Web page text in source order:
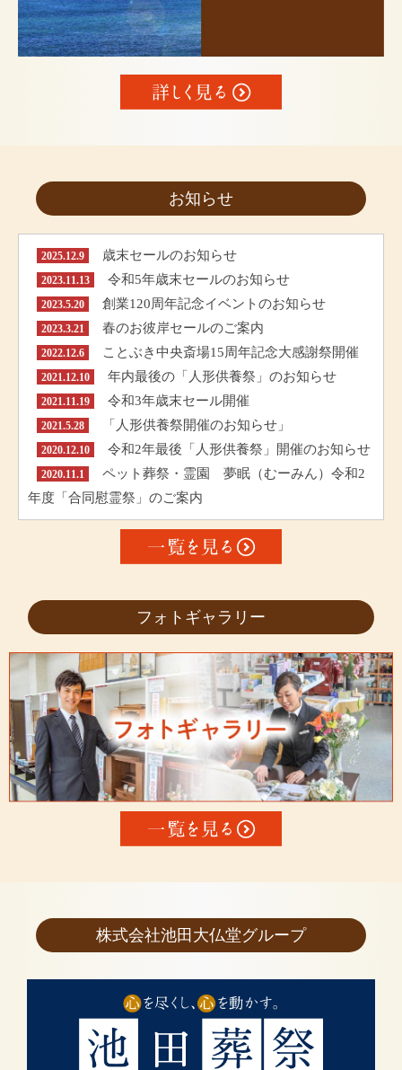
お知らせ
2025.12.9 歳末セールのお知らせ
2023.11.13 令和5年歳末セールのお知らせ
2023.5.20 創業120周年記念イベントのお知らせ
2023.3.21 春のお彼岸セールのご案内
2022.12.6 ことぶき中央斎場15周年記念大感謝祭開催
2021.12.10 年内最後の「人形供養祭」のお知らせ
2021.11.19 令和3年歳末セール開催
2021.5.28 「人形供養祭開催のお知らせ」
2020.12.10 令和2年最後「人形供養祭」開催のお知らせ
2020.11.1
ペット葬祭・霊園 夢眠（むーみん）令和2
年度「合同慰霊祭」のご案内
フォトギャラリー
株式会社池田大仏堂グループ